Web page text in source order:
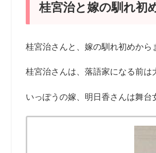
桂宮治と嫁の馴れ初
桂宮治さんと、嫁の馴れ初めから
桂宮治さんは、落語家になる前は
いっぽうの嫁、明日香さんは舞台